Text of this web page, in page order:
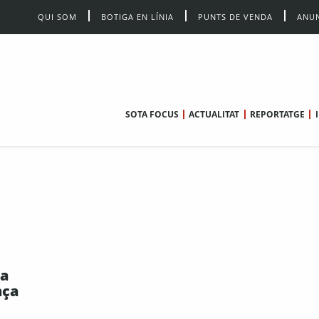
QUI SOM BOTIGA EN LÍNIA PUNTS DE VENDA
SOTA FOCUS ACTUALITAT REPORTATGE